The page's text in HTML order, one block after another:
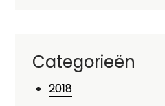
Categorieën
2018